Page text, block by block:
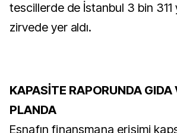
tescillerde de İstanbul 3 bin 311
zirvede yer aldı.
KAPASİTE RAPORUNDA GIDA
PLANDA
Esnafın finansmana erişimi